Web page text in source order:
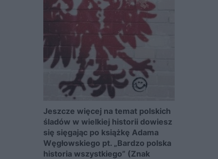
Jeszcze więcej na temat polskich
śladów w wielkiej historii dowiesz
się sięgając po książkę Adama
Węgłowskiego pt. „Bardzo polska
historia wszystkiego” (Znak